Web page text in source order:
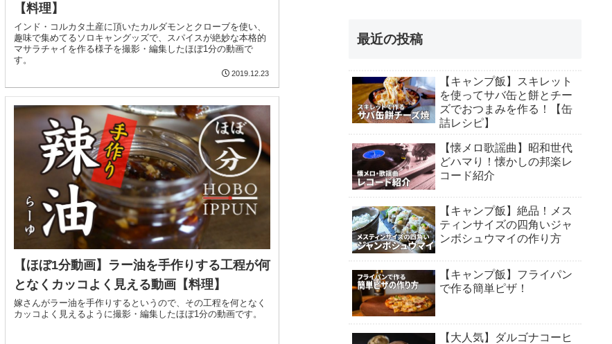
【料理】
インド・コルカタ土産に頂いたカルダモンとクローブを使い、
趣味で集めてるソロキャングッズで、スパイスが絶妙な本格的
マサラチャイを作る様子を撮影・編集したほぼ1分の動画で
す。
2019.12.23
【ほぼ1分動画】ラー油を手作りする工程が何
となくカッコよく見える動画【料理】
嫁さんがラー油を手作りするというので、その工程を何となく
カッコよく見えるように撮影・編集したほぼ1分の動画です。
最近の投稿
【キャンプ飯】スキレット
を使ってサバ缶と餅とチー
ズでおつまみを作る！【缶
詰レシピ】
【懐メロ歌謡曲】昭和世代
どハマり！懐かしの邦楽レ
コード紹介
【キャンプ飯】絶品！メス
ティンサイズの四角いジャ
ンボシュウマイの作り方
【キャンプ飯】フライパン
で作る簡単ピザ！
【大人気】ダルゴナコーヒ